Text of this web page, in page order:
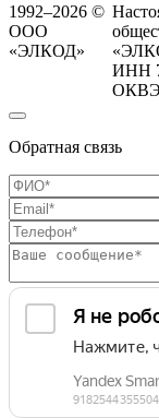
1992–2026 ©
ООО
«ЭЛКОД»
ИНН
Обратная связь